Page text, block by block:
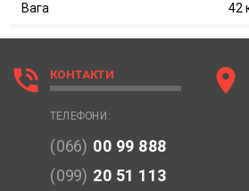
Вага 42
phone_in_talk КОНТАКТИ
ТЕЛЕФОНИ:
(066) 00 99 888
(099) 20 51 113
location_on